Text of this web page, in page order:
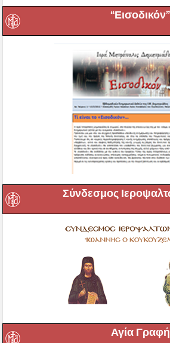
“Εισοδικόν”
Σύνδεσμος
Αγία Γραφή